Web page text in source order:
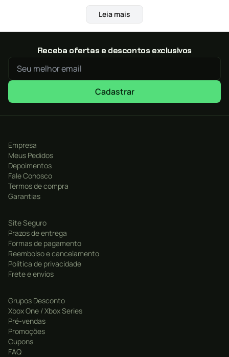
Modo de câmera em 1º pessoa permite ver
Conquistas adicionais.
Conteúdo para baixar:
O conteúdo completo do Passe de Temporada atual:
Itens Bônus:
Mais de uma dúzia de conteúdos para baixar,
incluindo armas, decalques para o Regalia e conjunto
Leia mais
Receba ofertas e descontos exclusivos
Cadastrar
Empresa
Meus Pedidos
Depoimentos
Fale Conosco
Termos de compra
Garantias
Site Seguro
Prazos de entrega
Formas de pagamento
Reembolso e cancelamento
Politica de privacidade
Frete e envíos
Grupos Desconto
Xbox One / Xbox Series
Pré-vendas
Promoções
Cupons
FAQ